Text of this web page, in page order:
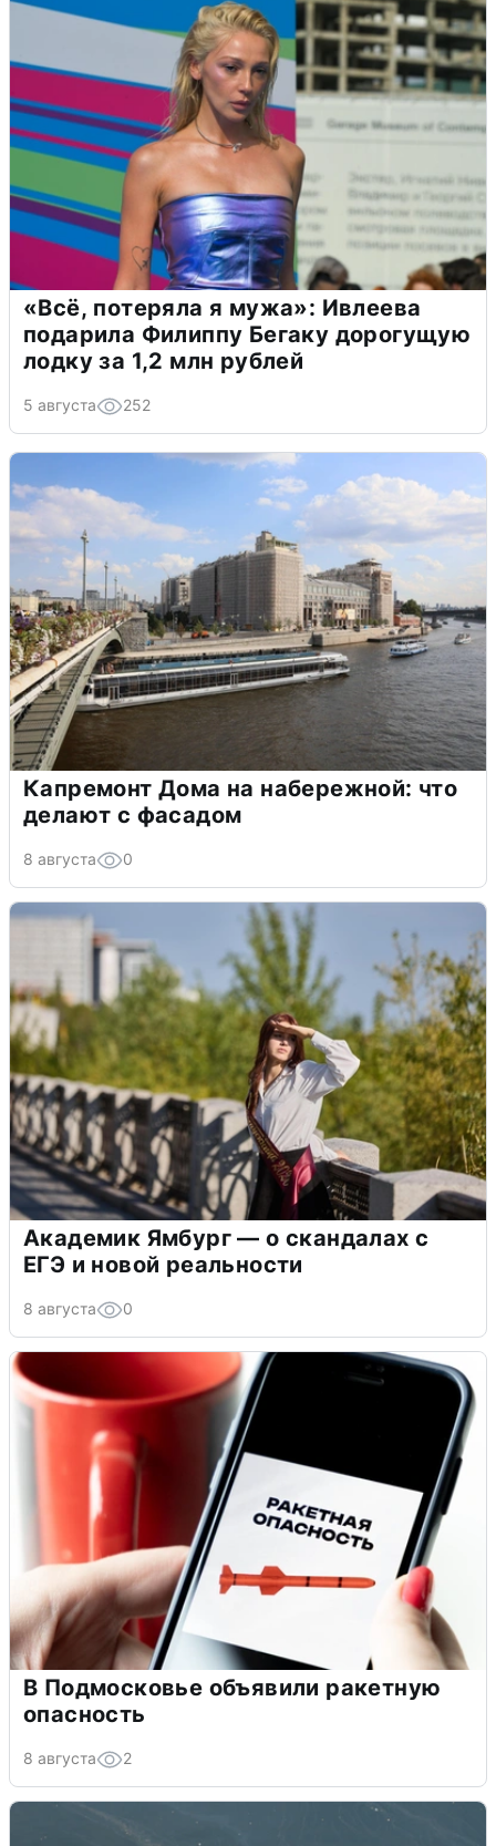
«Всё, потеряла я мужа»: Ивлеева
подарила Филиппу Бегаку дорогущую
лодку за 1,2 млн рублей
5 августа 252
Капремонт Дома на набережной: что
делают с фасадом
8 августа 0
Академик Ямбург — о скандалах с
ЕГЭ и новой реальности
8 августа 0
В Подмосковье объявили ракетную
опасность
8 августа 2